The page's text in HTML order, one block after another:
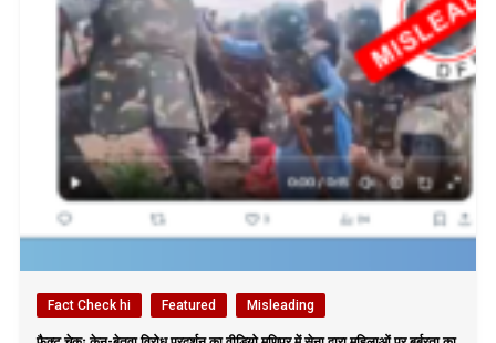
Fact Check hi Featured Misleading